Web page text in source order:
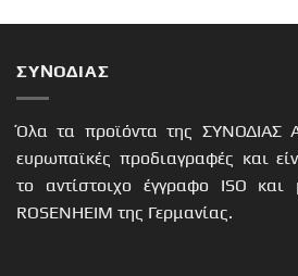
ΣΥΝΟΔΙΑΣ
Όλα τα προϊόντα της ΣΥΝΟΔΙΑΣ
ευρωπαϊκές προδιαγραφές και
το αντίστοιχο έγγραφο ISO και
ROSENHEIM της Γερμανίας.